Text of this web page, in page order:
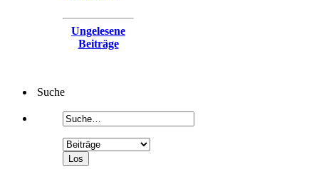
Ungelesene
Beiträge
Suche